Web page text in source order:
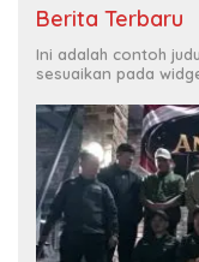
Berita Terbaru
Ini adalah contoh
sesuaikan pada